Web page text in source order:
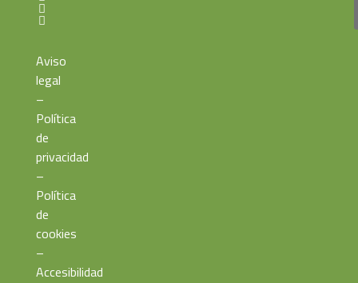
Aviso
legal
–
Política
de
privacidad
–
Política
de
cookies
–
Accesibilidad